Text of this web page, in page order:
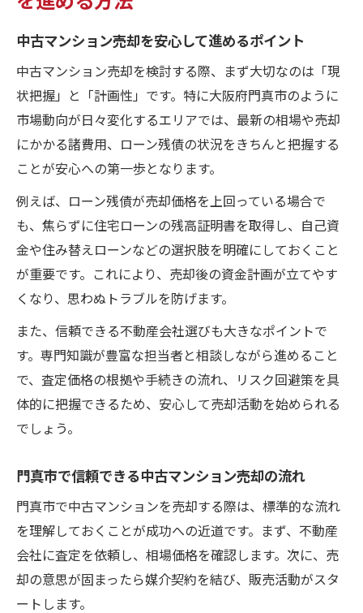
中古マンション売却を安心して進めるポイント
中古マンション売却を検討する際、まず大切なのは「現
状把握」と「計画性」です。特に大阪府門真市のように
市場動向が日々変化するエリアでは、最新の相場や売却
にかかる諸費用、ローン残債の状況をきちんと把握する
ことが安心への第一歩となります。
例えば、ローン残債が売却価格を上回っている場合で
も、焦らずに住宅ローンの残高証明書を取得し、自己資
金や住み替えローンなどの選択肢を明確にしておくこと
が重要です。これにより、売却後の資金計画が立てやす
くなり、思わぬトラブルを防げます。
また、信頼できる不動産会社選びも大きなポイントで
す。専門知識が豊富な担当者と相談しながら進めること
で、査定価格の根拠や手続きの流れ、リスク回避策を具
体的に把握できるため、安心して売却活動を始められる
でしょう。
門真市で信頼できる中古マンション売却の流れ
門真市で中古マンションを売却する際は、標準的な流れ
を理解しておくことが成功への近道です。まず、不動産
会社に査定を依頼し、相場価格を確認します。次に、売
却の意思が固まったら媒介契約を結び、販売活動がスタ
ートします。